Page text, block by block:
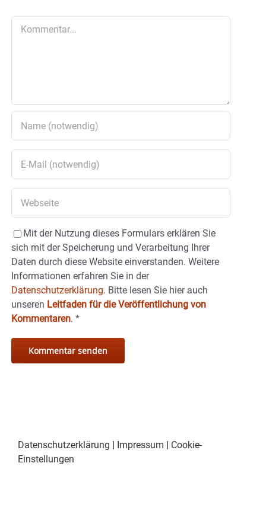
Mit der Nutzung dieses Formulars erklären Sie
sich mit der Speicherung und Verarbeitung Ihrer
Daten durch diese Website einverstanden. Weitere
Informationen erfahren Sie in der
Datenschutzerklärung. Bitte lesen Sie hier auch
unseren Leitfaden für die Veröffentlichung von
Kommentaren. *
Datenschutzerklärung Impressum
Cookie-
Einstellungen